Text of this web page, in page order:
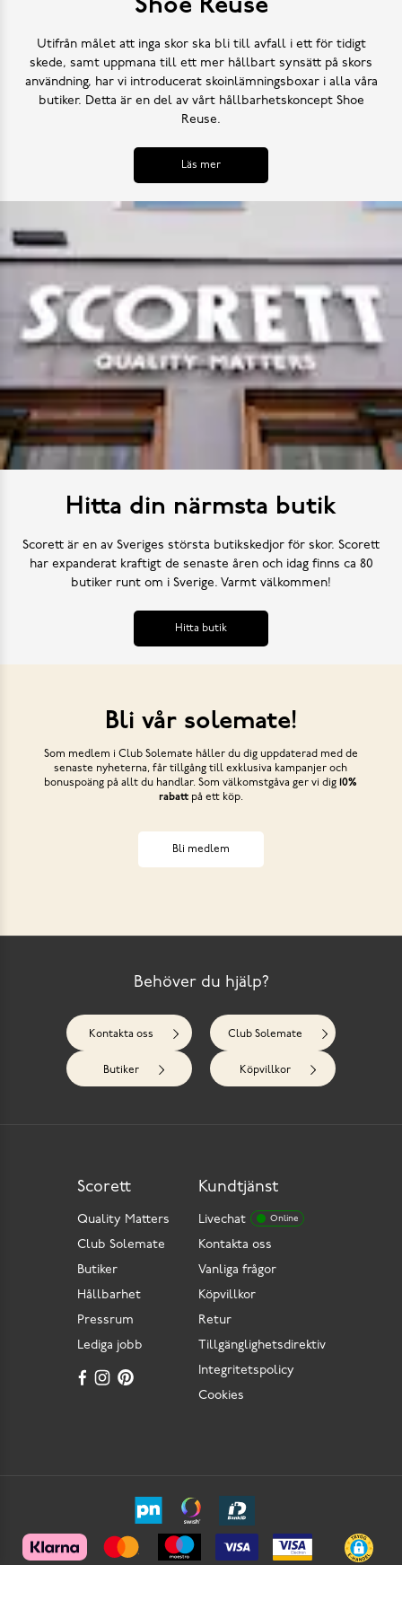
Shoe Reuse
Utifrån målet att inga skor ska bli till avfall i ett för tidigt
skede, samt uppmana till ett mer hållbart synsätt på skors
användning, har vi introducerat skoinlämningsboxar i alla våra
butiker. Detta är en del av vårt hållbarhetskoncept Shoe
Reuse.
Läs mer
Hitta din närmsta butik
Scorett är en av Sveriges största butikskedjor för skor. Scorett
har expanderat kraftigt de senaste åren och idag finns ca 80
butiker runt om i Sverige. Varmt välkommen!
Hitta butik
Bli vår solemate!
Som medlem i Club Solemate håller du dig uppdaterad med de
senaste nyheterna, får tillgång till exklusiva kampanjer och
bonuspoäng på allt du handlar. Som välkomstgåva ger vi dig 10%
rabattpå ett köp.
Bli medlem
Behöver du hjälp?
Kontakta oss Club Solemate
Butiker Köpvillkor
Kundtjänst
Livechat Online
Kontakta oss
Vanliga frågor
Köpvillkor
Retur
Tillgänglighetsdirektiv
Integritetspolicy
Cookies
Scorett
Quality Matters
Club Solemate
Butiker
Hållbarhet
Pressrum
Lediga jobb